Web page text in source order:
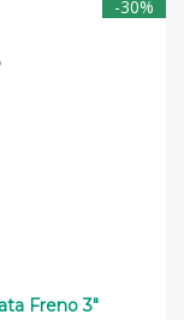
-30%
Freno 3"